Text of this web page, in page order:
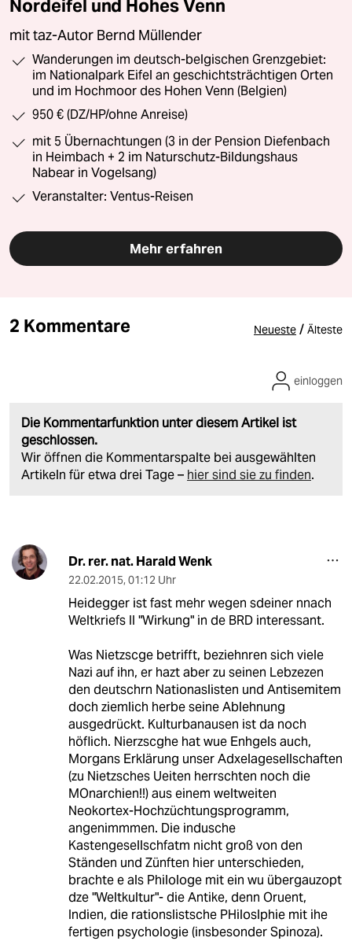
Nordeifel und Hohes Venn
mit taz-Autor Bernd Müllender
Wanderungen im deutsch-belgischen Grenzgebiet:
im Nationalpark Eifel an geschichtsträchtigen Orten
und im Hochmoor des Hohen Venn (Belgien)
950 € (DZ/HP/ohne Anreise)
mit 5 Übernachtungen (3 in der Pension Diefenbach
in Heimbach + 2 im Naturschutz-Bildungshaus
Nabear in Vogelsang)
Veranstalter: Ventus-Reisen
Mehr erfahren
2 Kommentare Neueste / Älteste
Die Kommentarfunktion unter diesem Artikel ist
geschlossen.
Wir öffnen die Kommentarspalte bei ausgewählten
Artikeln für etwa drei Tage – hier sind sie zu finden.
einloggen
Dr. rer. nat. Harald Wenk
22.02.2015, 01:12 Uhr
Heidegger ist fast mehr wegen sdeiner nnach
Weltkriefs II "Wirkung" in de BRD interessant.
Was Nietzscge betrifft, beziehnren sich viele
Nazi auf ihn, er hazt aber zu seinen Lebzezen
den deutschrn Nationaslisten und Antisemitem
doch ziemlich herbe seine Ablehnung
ausgedrückt. Kulturbanausen ist da noch
höflich. Nierzscghe hat wue Enhgels auch,
Morgans Erklärung unser Adxelagesellschaften
(zu Nietzsches Ueiten herrschten noch die
MOnarchien!!) aus einem weltweiten
Neokortex-Hochzüchtungsprogramm,
angenimmmen. Die indusche
Kastengesellschfatm nicht groß von den
Ständen und Zünften hier unterschieden,
brachte e als Philologe mit ein wu übergauzopt
dze "Weltkultur"- die Antike, denn Oruent,
Indien, die rationslistsche PHiloslphie mit ihe
fertigen psychologie (insbesonder Spinoza).